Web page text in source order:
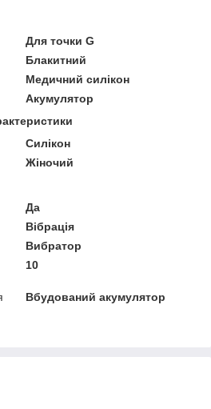
Для точки G
Блакитний
Медичний силікон
Акумулятор
Силікон
Жіночий
Да
Вібрація
Вибратор
10
Вбудований акумулятор